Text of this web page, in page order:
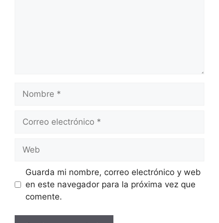
electrónico
Guarda mi nombre, correo electrónico y web
en este navegador para la próxima vez que
comente.